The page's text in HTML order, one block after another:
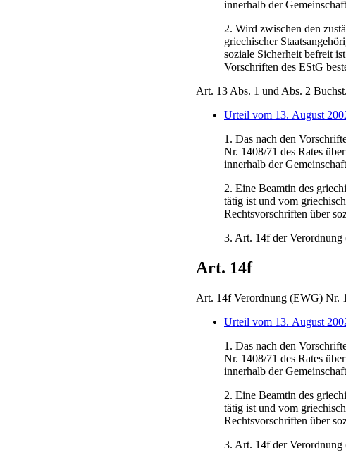
innerhalb der
2. Wird zwischen den
griechischer
soziale Sicherheit befreit
Vorschriften des EStG
Art. 13 Abs. 1 und Abs. 2
Urteil vom 13. August
1. Das nach den
Nr. 1408/71 des Rates
innerhalb der
2. Eine Beamtin des
tätig ist und vom
Rechtsvorschriften über
3. Art. 14f der Verordnung
Art. 14f
Art. 14f Verordnung (EWG) Nr.
Urteil vom 13. August
1. Das nach den
Nr. 1408/71 des Rates
innerhalb der
2. Eine Beamtin des
tätig ist und vom
Rechtsvorschriften über
3. Art. 14f der Verordnung